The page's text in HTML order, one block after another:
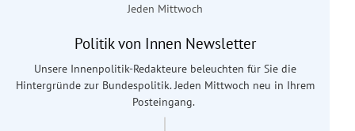
Jeden Mittwoch
Politik von Innen Newsletter
Unsere Innenpolitik-Redakteure beleuchten für Sie die
Hintergründe zur Bundespolitik. Jeden Mittwoch neu in Ihrem
Posteingang.